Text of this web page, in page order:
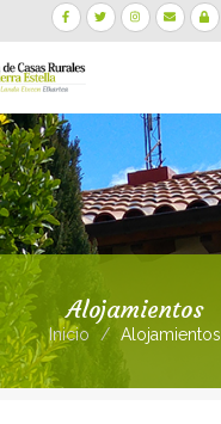
Alojamientos
Inicio Alojamientos